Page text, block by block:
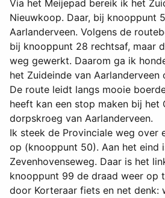
Via het Meijepad bereik ik het
Nieuwkoop. Daar, bij knooppunt
Aarlanderveen. Volgens de
bij knooppunt 28 rechtsaf, maar
weg gewerkt. Daarom ga ik
het Zuideinde van Aarlanderveen
De route leidt langs mooie
heeft kan een stop maken bij het
dorpskroeg van Aarlanderveen.
Ik steek de Provinciale weg over
op (knooppunt 50). Aan het eind
Zevenhovenseweg. Daar is het
knooppunt 99 de draad weer op
door Korteraar fiets en net denk: